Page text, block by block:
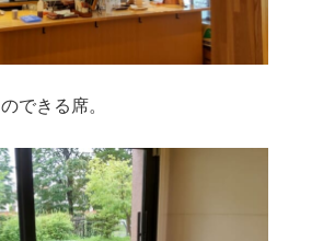
できる席。